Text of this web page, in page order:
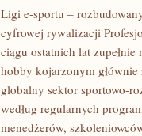
Ligi e-sportu –
cyfrowej rywalizacji
ciągu ostatnich lat
hobby kojarzonym
globalny sektor sportowo-
według regularnych
menedżerów,